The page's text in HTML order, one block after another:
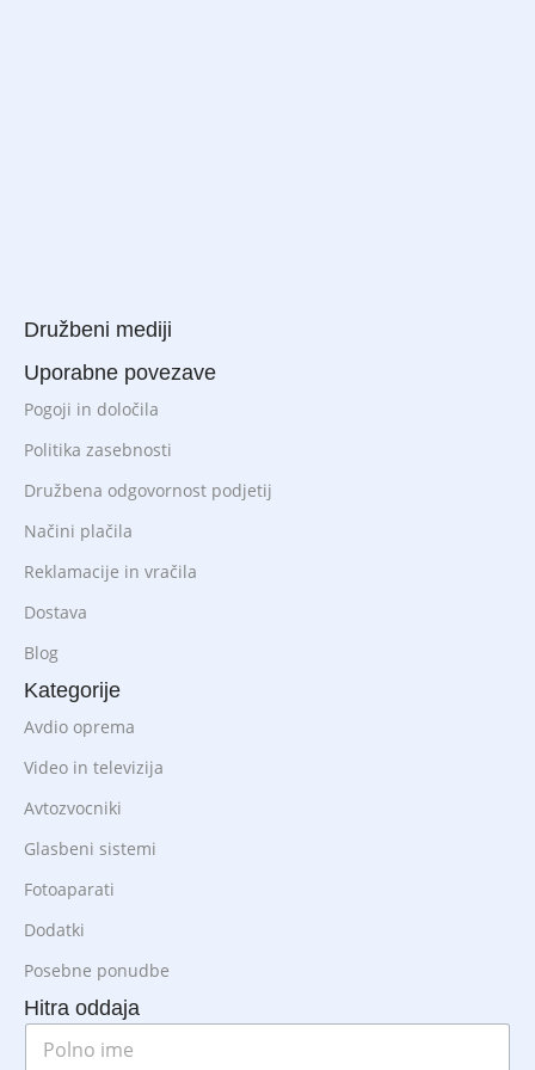
Družbeni mediji
Uporabne povezave
Pogoji in določila
Politika zasebnosti
Družbena odgovornost podjetij
Načini plačila
Reklamacije in vračila
Dostava
Blog
Kategorije
Avdio oprema
Video in televizija
Avtozvocniki
Glasbeni sistemi
Fotoaparati
Dodatki
Posebne ponudbe
Hitra oddaja
P